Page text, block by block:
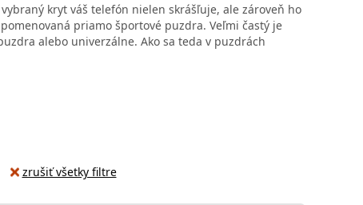
kryt váš telefón nielen skrášľuje, ale zároveň ho
priamo športové puzdra. Veľmi častý je
alebo univerzálne. Ako sa teda v puzdrách
zrušiť všetky filtre